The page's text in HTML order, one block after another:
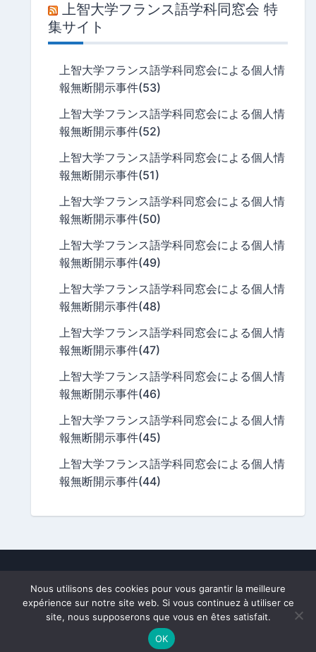
上智大学フランス語学科同窓会 特
集サイト
上智大学フランス語学科同窓会による個人情
報無断開示事件(53)
上智大学フランス語学科同窓会による個人情
報無断開示事件(52)
上智大学フランス語学科同窓会による個人情
報無断開示事件(51)
上智大学フランス語学科同窓会による個人情
報無断開示事件(50)
上智大学フランス語学科同窓会による個人情
報無断開示事件(49)
上智大学フランス語学科同窓会による個人情
報無断開示事件(48)
上智大学フランス語学科同窓会による個人情
報無断開示事件(47)
上智大学フランス語学科同窓会による個人情
報無断開示事件(46)
上智大学フランス語学科同窓会による個人情
報無断開示事件(45)
上智大学フランス語学科同窓会による個人情
報無断開示事件(44)
All texts and photos subject to copyright.
[This site is private and not related to Sophia University.]
Theme:
Nous utilisons des cookies pour vous garantir la meilleure
expérience sur notre site web. Si vous continuez à utiliser ce
site, nous supposerons que vous en êtes satisfait.
OK